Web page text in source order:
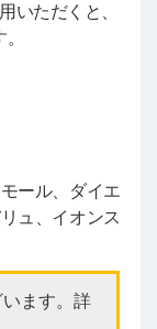
いただくと、
ール、ダイエ
ュ、イオンス
ます。詳